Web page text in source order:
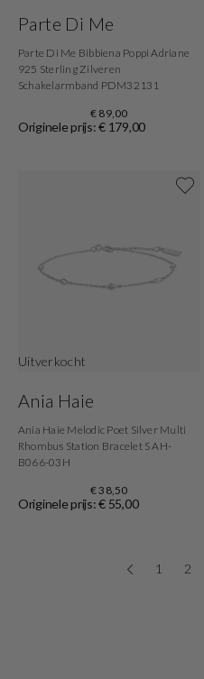
Parte Di Me
Parte Di Me Bibbiena Poppi Adriane
925 Sterling Zilveren
Schakelarmband PDM32131
€ 89,00
Originele prijs: € 179,00
Uitverkocht
Ania Haie
Ania Haie Melodic Poet Silver Multi
Rhombus Station Bracelet S AH-
B066-03H
€ 38,50
Originele prijs: € 55,00
1 2